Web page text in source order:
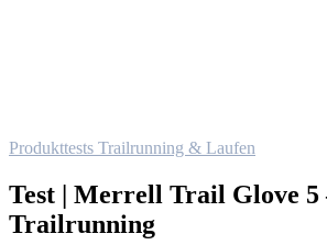
Produkttests Trailrunning & Laufen
Test | Merrell Trail Glove 5
Trailrunning